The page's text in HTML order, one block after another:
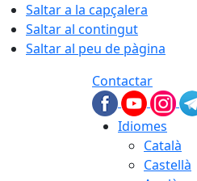
Saltar a la capçalera
Saltar al contingut
Saltar al peu de pàgina
Contactar
Idiomes
Català
Castellà